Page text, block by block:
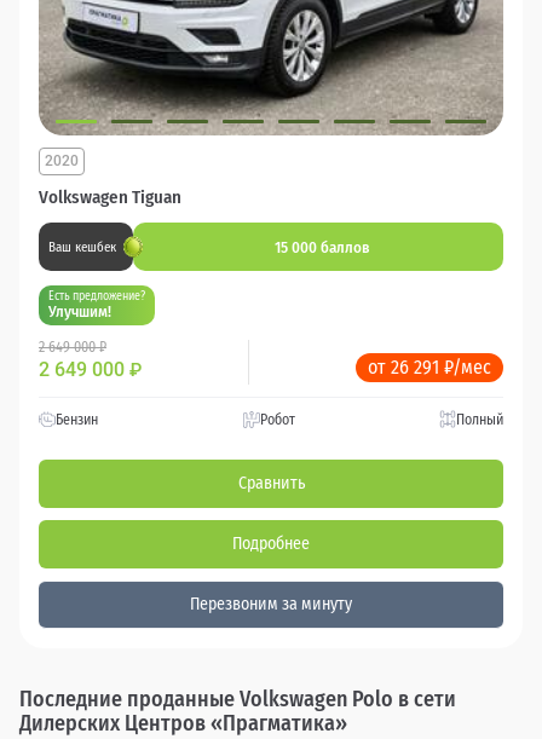
Volkswagen Tiguan
2020
Ваш кешбек 15 000 баллов
Есть предложение?
Улучшим!
2 649 000 ₽
2 649 000 ₽ от 26 291 ₽/мес
Бензин Робот Полный
Сравнить
Подробнее
Перезвоним за минуту
Последние проданные Volkswagen Polo в сети
Дилерских Центров «Прагматика»